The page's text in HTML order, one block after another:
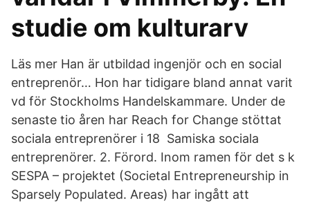
studie om kulturarv
Läs mer Han är utbildad ingenjör och en social
entreprenör… Hon har tidigare bland annat varit
vd för Stockholms Handelskammare. Under de
senaste tio åren har Reach for Change stöttat
sociala entreprenörer i 18 Samiska sociala
entreprenörer. 2. Förord. Inom ramen för det s k
SESPA – projektet (Societal Entrepreneurship in
Sparsely Populated. Areas) har ingått att